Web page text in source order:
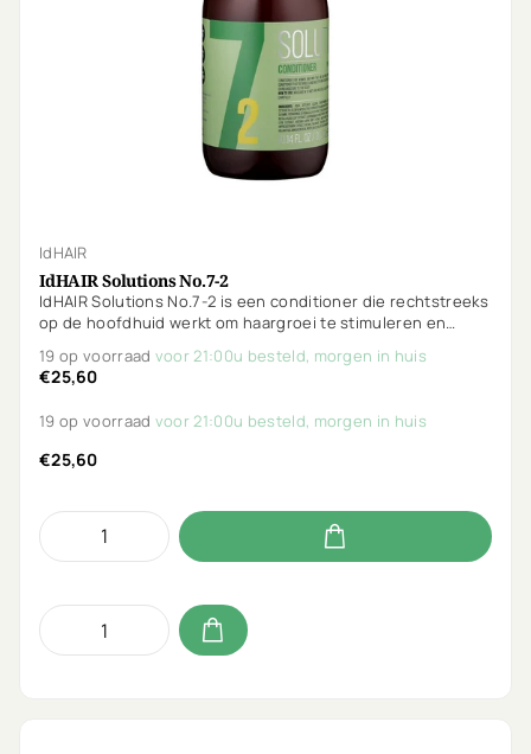
IdHAIR
IdHAIR Solutions No.7-2
IdHAIR Solutions No.7-2 is een conditioner die rechtstreeks
op de hoofdhuid werkt om haargroei te stimuleren en
Curly Girl proof.
19 op voorraad voor 21:00u besteld, morgen in huis
€25,60
19 op voorraad voor 21:00u besteld, morgen in huis
€25,60